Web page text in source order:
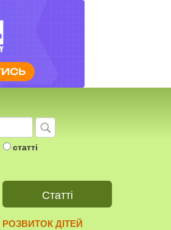
статті
Статті
РОЗВИТОК ДІТЕЙ